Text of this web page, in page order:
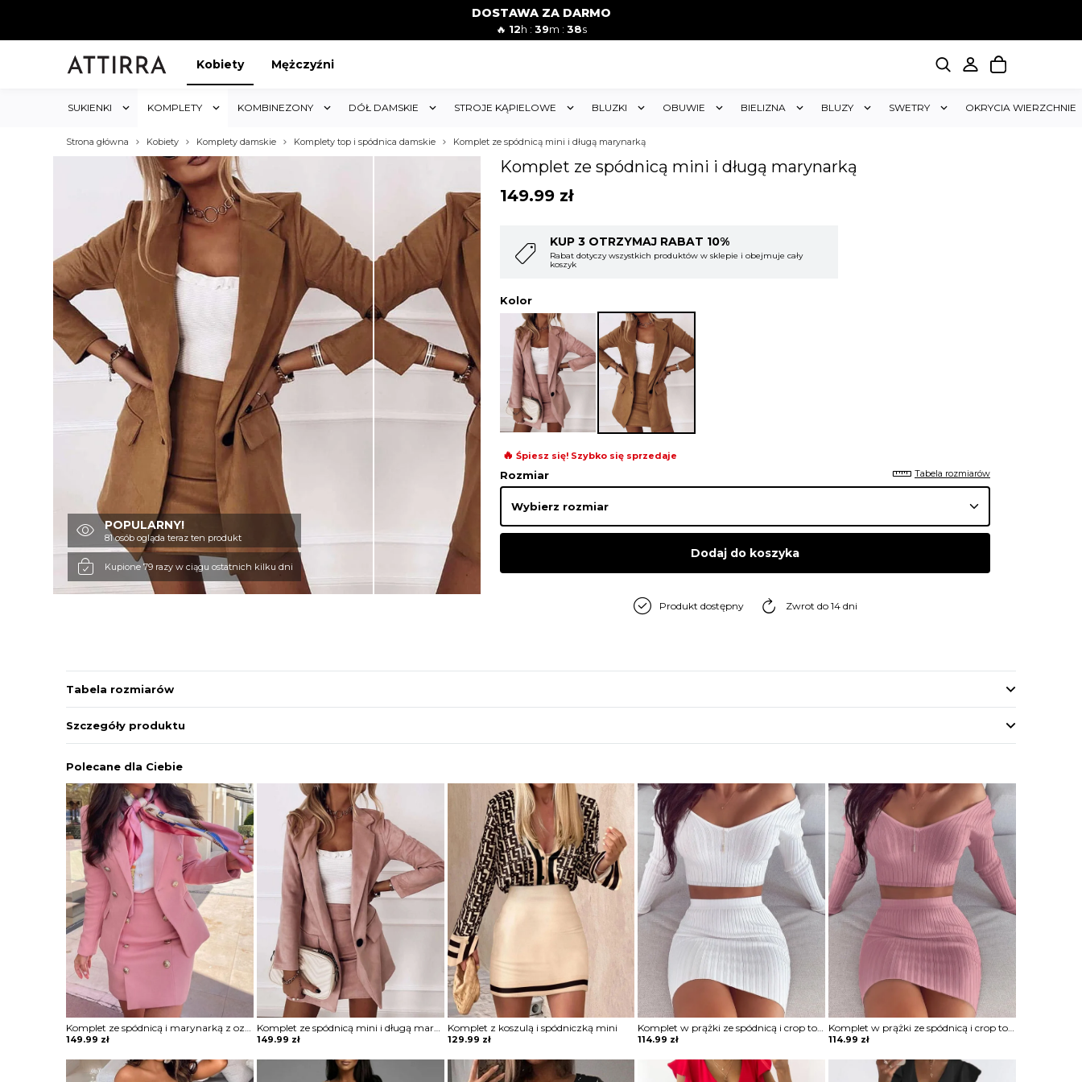
DOSTAWA ZA DARMO
🔥 12h : 39m : 37s
Kobiety Mężczyźni
SUKIENKI KOMPLETY KOMBINEZONY DÓŁ DAMSKIE STROJE KĄPIELOWE BLUZKI OBUWIE BIELIZNA BLUZY SWETRY OKRYCIA WIERZCHNIE
Strona główna Kobiety Komplety damskie Komplety top i spódnica damskie Komplet ze spódnicą mini i długą marynarką
POPULARNY!
81 osób ogląda teraz ten produkt
Kupione 79 razy w ciągu ostatnich kilku dni
Komplet ze spódnicą mini i długą marynarką
149.99 zł
OTRZYMAJ RABAT 5%
wszystkich produktów w sklepie i obejmuje cały
KUP 3 OTRZYMAJ RABAT 10%
Rabat dotyczy wszystkich produktów w sklepie i obejmuje cały
koszyk
KUP 4 OTRZYMAJ RABAT 15%
Rabat dotyczy wszystkich produktów w sklepie i obejmuje cały
Kolor
🔥 Śpiesz się! Szybko się sprzedaje
Rozmiar Tabela rozmiarów
Dodaj do koszyka
Produkt dostępny Zwrot do 14 dni
Tabela rozmiarów
Szczegóły produktu
Polecane dla Ciebie
Komplet ze spódnicą i marynarką z ozdobnymi guzikami
149.99 zł
Komplet ze spódnicą mini i długą marynarką
149.99 zł
Komplet z koszulą i spódniczką mini
129.99 zł
Komplet w prążki ze spódnicą i crop topem
114.99 zł
Komplet w prążki ze spódnicą i crop topem
114.99 zł